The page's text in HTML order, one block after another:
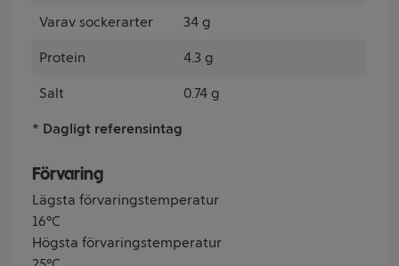
Varav sockerarter 34 g
Protein 4.3 g
Salt 0.74 g
* Dagligt referensintag
Förvaring
Lägsta förvaringstemperatur
16°C
Högsta förvaringstemperatur